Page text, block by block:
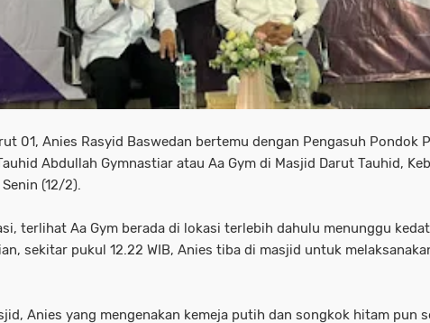
01, Anies Rasyid Baswedan bertemu dengan Pengasuh Pondok
Abdullah Gymnastiar atau Aa Gym di Masjid Darut Tauhid,
(12/2).
terlihat Aa Gym berada di lokasi terlebih dahulu menunggu
sekitar pukul 12.22 WIB, Anies tiba di masjid untuk
Anies yang mengenakan kemeja putih dan songkok hitam pun